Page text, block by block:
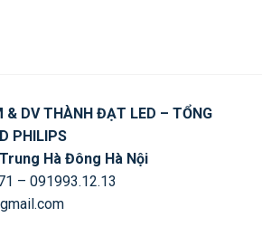
& DV THÀNH ĐẠT LED – TỔNG
PHILIPS
Hà Đông Hà Nội
– 091993.12.13